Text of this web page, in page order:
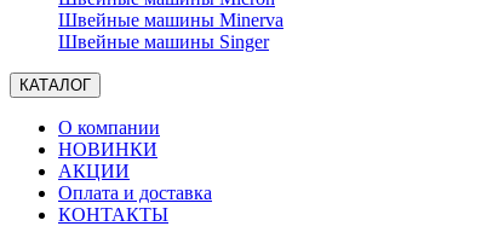
Швейные машины Minerva
Швейные машины Singer
КАТАЛОГ
О компании
НОВИНКИ
АКЦИИ
Оплата и доставка
КОНТАКТЫ